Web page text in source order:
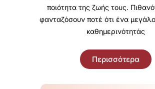
ποιότητα της ζωής τους.
φανταζόσουν ποτέ ότι ένα
καθημερινότητάς
Περισσότερα